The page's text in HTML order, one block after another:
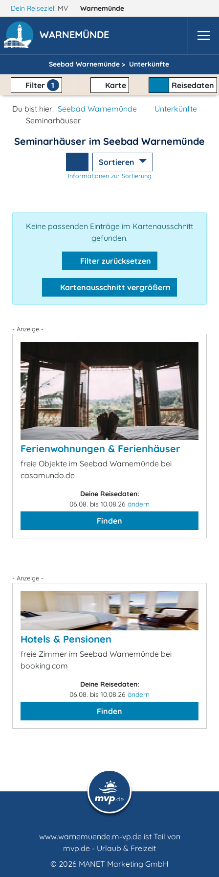
Dein Reiseziel: MV Warnemünde
WARNEMÜNDE
Seebad Warnemünde > Unterkünfte
Filter 1 Karte Reisedaten
Du bist hier: Seebad Warnemünde
Unterkünfte
Seminarhäuser
Seminarhäuser im Seebad Warnemünde
Sortieren
Informationen zur Sortierung
Keine passenden Einträge im Kartenausschnitt
gefunden.
Filter zurücksetzen
Kartenausschnitt vergrößern
- Anzeige -
Ferienwohnungen & Ferienhäuser
freie Objekte im Seebad Warnemünde bei
casamundo.de
Deine Reisedaten:
06.08. bis 10.08.26 ändern
Finden
- Anzeige -
Hotels & Pensionen
freie Zimmer im Seebad Warnemünde bei
booking.com
Deine Reisedaten:
06.08. bis 10.08.26 ändern
Finden
www.warnemuende.m-vp.de ist Teil von
mvp.de - Urlaub & Freizeit
© 2026 MANET Marketing GmbH